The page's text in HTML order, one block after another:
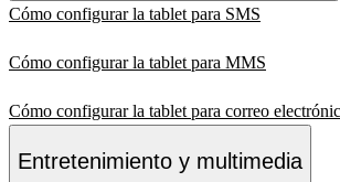
Cómo configurar la tablet para SMS
Cómo configurar la tablet para MMS
Cómo configurar la tablet para correo
Entretenimiento y multimedia